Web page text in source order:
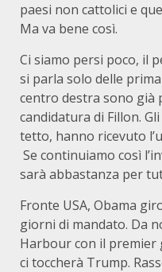
paesi non cattolici e
Ma va bene così.
Ci siamo persi poco, il
si parla solo delle
centro destra sono già
candidatura di Fillon.
tetto, hanno ricevuto
Se continuiamo così
sarà abbastanza per
Fronte USA, Obama
giorni di mandato. Da
Harbour con il premier
ci toccherà Trump.